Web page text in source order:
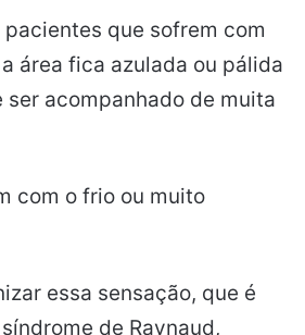
pacientes que sofrem com
área fica azulada ou pálida
ser acompanhado de muita
com o frio ou muito
essa sensação, que é
de Raynaud,